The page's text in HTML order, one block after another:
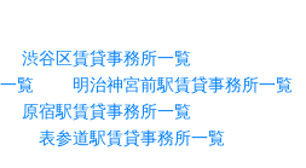
渋谷区賃貸事務所一覧
覧
明治神宮前駅賃貸事務所一覧
原宿駅賃貸事務所一覧
表参道駅賃貸事務所一覧